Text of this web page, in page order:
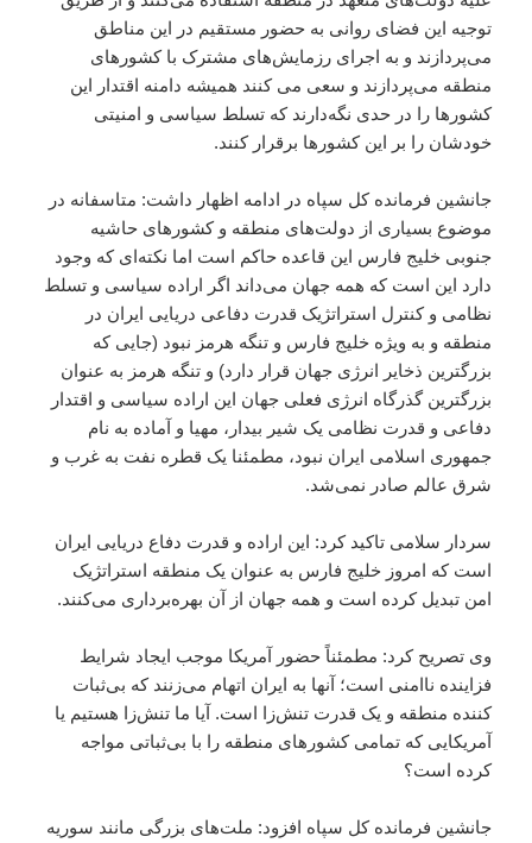
توجیه این فضای روانی به حضور مستقیم در این مناطق
می‌پردازند و به اجرای رزمایش‌های مشترک با کشورهای
منطقه می‌پردازند و سعی می کنند همیشه دامنه اقتدار این
کشورها را در حدی نگه‌دارند که تسلط سیاسی و امنیتی
خودشان را بر این کشورها برقرار کنند.
جانشین فرمانده کل سپاه در ادامه اظهار داشت: متاسفانه در
موضوع بسیاری از دولت‌های منطقه و کشورهای حاشیه
جنوبی خلیج فارس این قاعده حاکم است اما نکته‌ای که وجود
دارد این است که همه جهان می‌داند اگر اراده سیاسی و تسلط
نظامی و کنترل استراتژیک قدرت دفاعی دریایی ایران در
منطقه و به ویژه خلیج فارس و تنگه هرمز نبود (جایی که
بزرگترین ذخایر انرژی جهان قرار دارد) و تنگه هرمز به عنوان
بزرگترین گذرگاه انرژی فعلی جهان این اراده سیاسی و اقتدار
دفاعی و قدرت نظامی یک شیر بیدار، مهیا و آماده به نام
جمهوری اسلامی ایران نبود، مطمئنا یک قطره نفت به غرب و
شرق عالم صادر نمی‌شد.
سردار سلامی تاکید کرد: این اراده و قدرت دفاع دریایی ایران
است که امروز خلیج فارس به عنوان یک منطقه استراتژیک
امن تبدیل کرده است و همه جهان از آن بهره‌برداری می‌کنند.
وی تصریح کرد: مطمئناً حضور آمریکا موجب ایجاد شرایط
فزاینده ناامنی است؛ آنها به ایران اتهام می‌زنند که بی‌ثبات
کننده منطقه و یک قدرت تنش‌زا است. آیا ما تنش‌زا هستیم یا
آمریکایی که تمامی کشورهای منطقه را با بی‌ثباتی مواجه
کرده است؟
جانشین فرمانده کل سپاه افزود: ملت‌های بزرگی مانند سوریه